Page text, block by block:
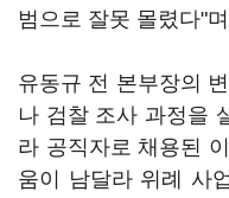
범으로 잘못 몰렸다"
유동규 전 본부장의
나 검찰 조사 과정을
라 공직자로 채용된
움이 남달라 위례 사